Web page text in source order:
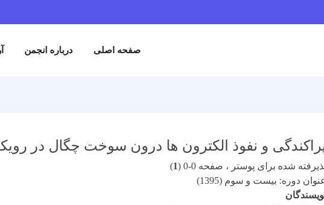
صفحه اصلی درباره انجمن
و نفوذ الکترون ها درون سوخت چگال در
شده برای پوستر ، صفحه 0-0 ( 1
)
دوره: بیست و سوم (1395)